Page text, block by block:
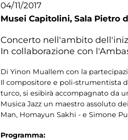
04/11/2017
Musei Capitolini, Sala Pietro
Concerto nell'ambito
In collaborazione con
Di Yinon Muallem con la
Il compositore e poli-strumentista
turco, si esibirà accompagnato da
Musica Jazz un maestro assoluto
Man, Homayun Sakhi - e Simone
Programma: